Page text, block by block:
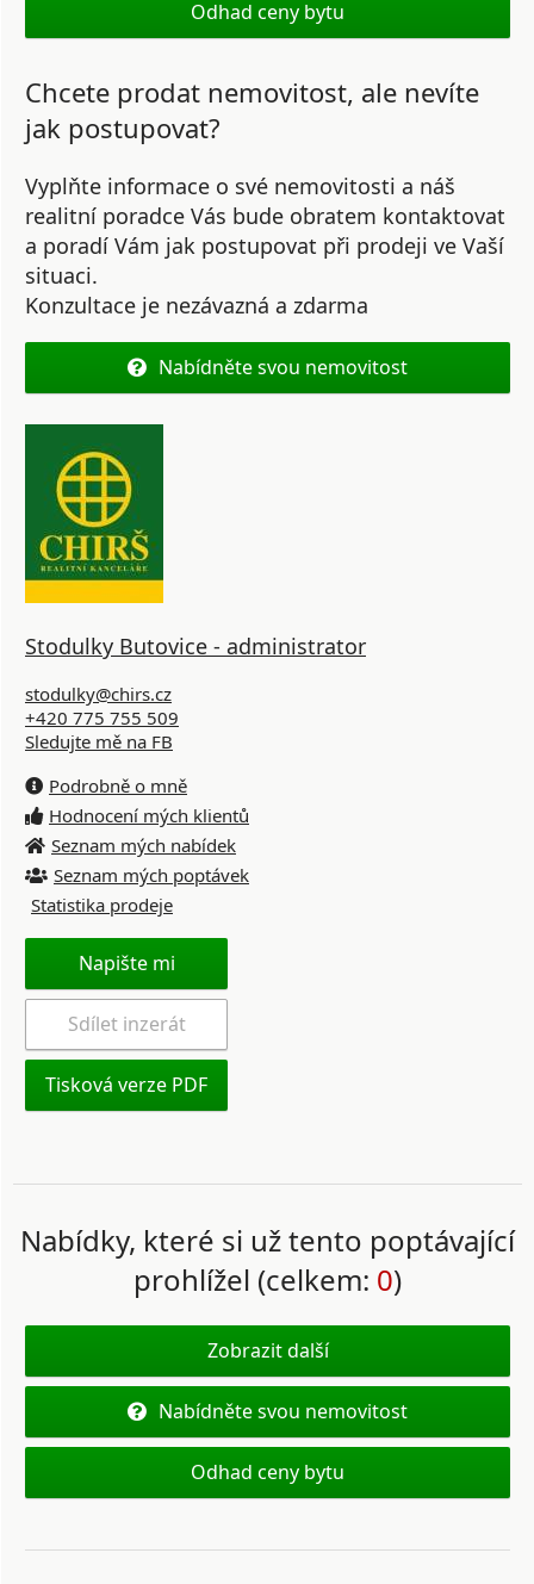
Odhad ceny bytu
Chcete prodat nemovitost, ale nevíte
jak postupovat?
Vyplňte informace o své nemovitosti a náš
realitní poradce Vás bude obratem kontaktovat
a poradí Vám jak postupovat při prodeji ve Vaší
situaci.
Konzultace je nezávazná a zdarma
Nabídněte svou nemovitost
Stodulky Butovice - administrator
stodulky@chirs.cz
+420 775 755 509
Sledujte mě na FB
Podrobně o mně
Hodnocení mých klientů
Seznam mých nabídek
Seznam mých poptávek
Statistika prodeje
Napište mi
Sdílet inzerát
Tisková verze PDF
Nabídky, které si už tento poptávající
prohlížel (celkem: 0)
Zobrazit další
Nabídněte svou nemovitost
Odhad ceny bytu